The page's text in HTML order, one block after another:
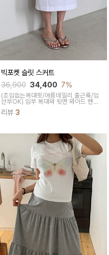
빅포켓 슬릿 스커트
36,900 34,400 7%
(조임없는복대핏/여름데일리,출근룩/임
산부OK) 임부 복대와 뒷면 와이드 밴드
가 배를 부드럽게 감싸주어 안정감있게
착용 가능하면서 앞면 커다란 포켓이 포
리뷰 3